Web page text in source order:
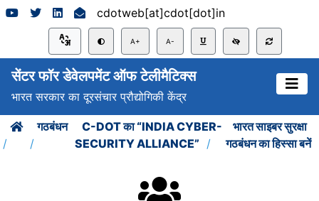
cdotweb[at]cdot[dot]in
A+ A-
सेंटर फॉर डेवेलपमेंट ऑफ टेलीमैटिक्स
भारत सरकार का दूरसंचार प्रौद्योगिकी केंद्र
गठबंधन
C-DOT का “INDIA CYBER-
SECURITY ALLIANCE”
भारत साइबर सुरक्षा
गठबंधन का हिस्सा बनें